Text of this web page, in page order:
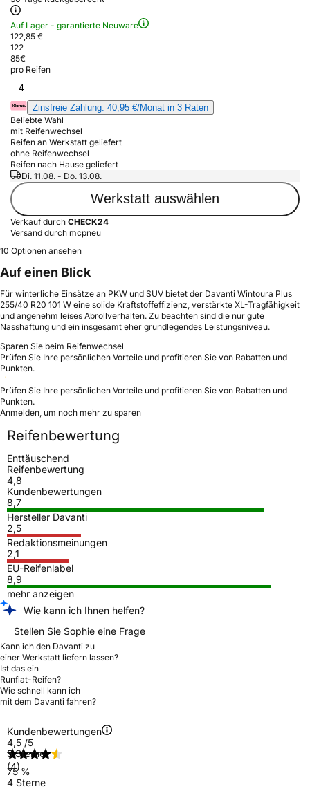
Auf Lager - garantierte Neuware
122,85 €
122
85€
pro Reifen
4
Zinsfreie Zahlung: 40,95 €/Monat in 3 Raten
Beliebte Wahl
mit Reifenwechsel
Reifen an Werkstatt geliefert
ohne Reifenwechsel
Reifen nach Hause geliefert
Di. 11.08. - Do. 13.08.
Werkstatt auswählen
Verkauf durch CHECK24
Versand durch mcpneu
10 Optionen ansehen
Auf einen Blick
Für winterliche Einsätze an PKW und SUV bietet der Davanti Wintoura Plus
255/40 R20 101 W eine solide Kraftstoffeffizienz, verstärkte XL-Tragfähigkeit
und angenehm leises Abrollverhalten. Zu beachten sind die nur gute
Nasshaftung und ein insgesamt eher grundlegendes Leistungsniveau.
Sparen Sie beim Reifenwechsel
Prüfen Sie Ihre persönlichen Vorteile und profitieren Sie von Rabatten und
Punkten.
Prüfen Sie Ihre persönlichen Vorteile und profitieren Sie von Rabatten und
Punkten.
Anmelden, um noch mehr zu sparen
Reifenbewertung
Enttäuschend
Reifenbewertung
4,8
Kundenbewertungen
8,7
Hersteller Davanti
2,5
Redaktionsmeinungen
2,1
EU-Reifenlabel
8,9
mehr anzeigen
Wie kann ich Ihnen helfen?
Stellen Sie Sophie eine Frage
Kann ich den Davanti zu
einer Werkstatt liefern lassen?
Ist das ein
Runflat-Reifen?
Wie schnell kann ich
mit dem Davanti fahren?
Kundenbewertungen
4,5 /5
(4)
5 Sterne
75 %
4 Sterne